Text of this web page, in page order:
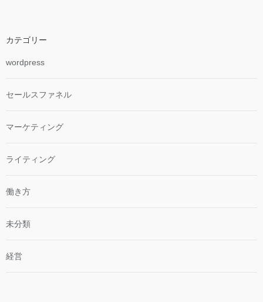
カテゴリー
wordpress
セールスファネル
マーケティング
ライティング
働き方
未分類
経営